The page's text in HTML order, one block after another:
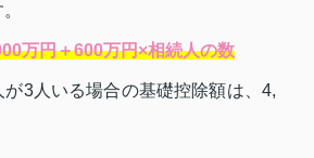
万円＋600万円×相続人の数
3人いる場合の基礎控除額は、4,